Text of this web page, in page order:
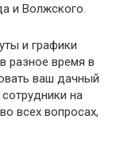
и Волжского.
и графики
разное время в
ваш дачный
на
всех вопросах,